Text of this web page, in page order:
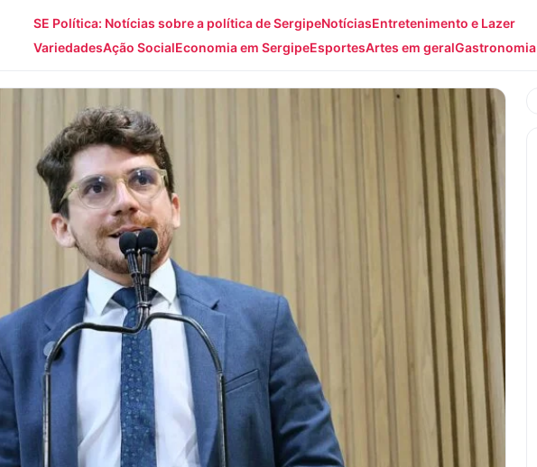
SE Política: Notícias sobre a política de SergipeNotíciasEntretenimento e Lazer
VariedadesAção SocialEconomia em SergipeEsportesArtes em geralGastronomia